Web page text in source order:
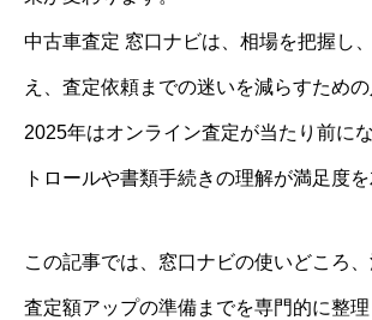
中古車査定 窓口ナビは、相場を把握し
え、査定依頼までの迷いを減らすための
2025年はオンライン査定が当たり前に
トロールや書類手続きの理解が満足度を
この記事では、窓口ナビの使いどころ、
査定額アップの準備までを専門的に整理